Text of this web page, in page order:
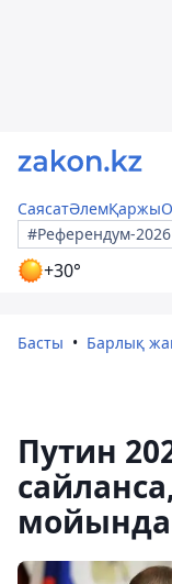
СаясатӘлемҚаржы
#Референдум-2026
+30°
Басты Барлық
Путин